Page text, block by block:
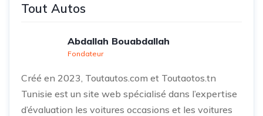
Tout Autos
Abdallah Bouabdallah
Fondateur
Créé en 2023, Toutautos.com et Toutaotos.tn
Tunisie est un site web spécialisé dans l’expertise
d’évaluation les voitures occasions et les voitures